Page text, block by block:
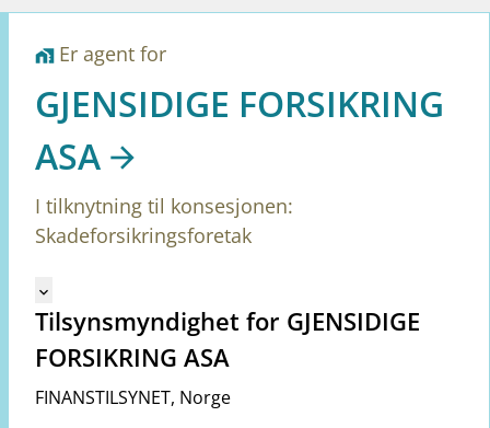
home_work Er agent for
GJENSIDIGE FORSIKRING
ASA
I tilknytning til konsesjonen:
Skadeforsikringsforetak
Mangler tekst for vreg.ShowMoreInformation (no)
keyboard_arrow_down
Tilsynsmyndighet for GJENSIDIGE
FORSIKRING ASA
FINANSTILSYNET, Norge